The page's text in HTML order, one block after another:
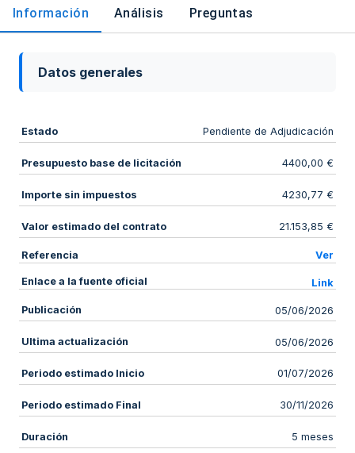
Información Análisis Preguntas
Datos generales
Estado Pendiente de Adjudicación
Presupuesto base de licitación 4400,00 €
Importe sin impuestos 4230,77 €
Valor estimado del contrato 21.153,85 €
Referencia Ver
Enlace a la fuente oficial Link
Publicación 05/06/2026
Ultima actualización 05/06/2026
Periodo estimado Inicio 01/07/2026
Periodo estimado Final 30/11/2026
Duración 5 meses